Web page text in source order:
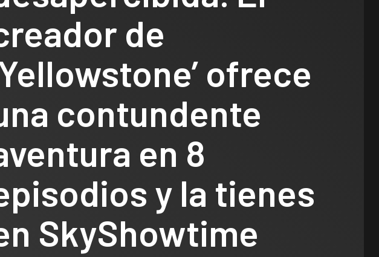
de
ofrece
contundente
en 8
y la tienes
SkyShowtime